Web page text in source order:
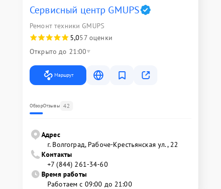
Сервисный центр GMUPS
Ремонт техники GMUPS
5,057 оценки
Открыто до 21:00
Маршрут
ОбзорОтзывы 42
Адрес
г. Волгоград, Рабоче-Крестьянская ул., 22
Контакты
+7 (844) 261-34-60
Время работы
Работаем с 09:00 до 21:00